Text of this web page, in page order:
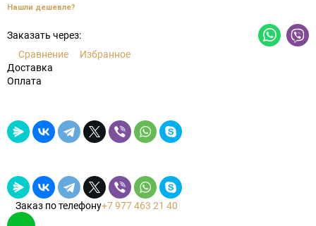
Нашли дешевле?
Заказать через:
Сравнение
Избранное
Доставка
Оплата
Заказ по телефону+7 977 463 21 40